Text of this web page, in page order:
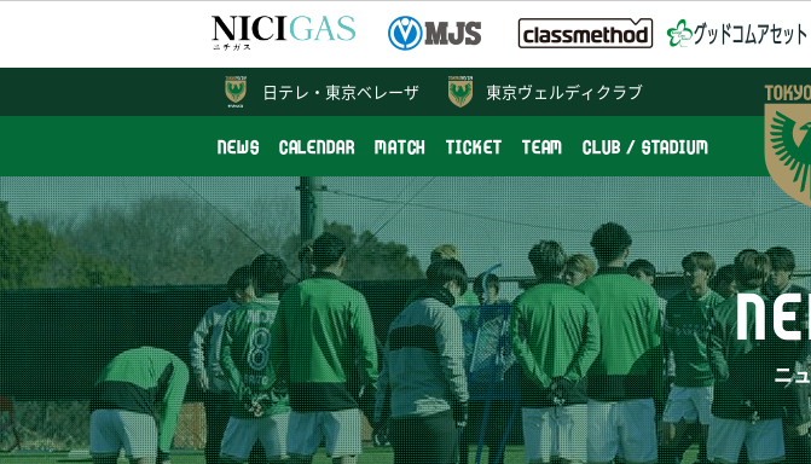
東京ヴェルディクラブ
NEWS CALENDAR MATCH TICKET TEAM CLUB / STADIUM
日テレ・ 東京ベレーザ
ニ